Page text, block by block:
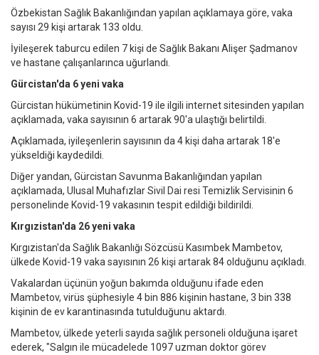
Özbekistan Sağlık Bakanlığından yapılan açıklamaya göre, vaka
sayısı 29 kişi artarak 133 oldu.
İyileşerek taburcu edilen 7 kişi de Sağlık Bakanı Alişer Şadmanov
ve hastane çalışanlarınca uğurlandı.
Gürcistan'da 6 yeni vaka
Gürcistan hükümetinin Kovid-19 ile ilgili internet sitesinden yapılan
açıklamada, vaka sayısının 6 artarak 90'a ulaştığı belirtildi.
Açıklamada, iyileşenlerin sayısının da 4 kişi daha artarak 18'e
yükseldiği kaydedildi.
Diğer yandan, Gürcistan Savunma Bakanlığından yapılan
açıklamada, Ulusal Muhafızlar Sivil Dai resi Temizlik Servisinin 6
personelinde Kovid-19 vakasının tespit edildiği bildirildi.
Kırgızistan'da 26 yeni vaka
Kırgızistan'da Sağlık Bakanlığı Sözcüsü Kasımbek Mambetov,
ülkede Kovid-19 vaka sayısının 26 kişi artarak 84 olduğunu açıkladı.
Vakalardan üçünün yoğun bakımda olduğunu ifade eden
Mambetov, virüs şüphesiyle 4 bin 886 kişinin hastane, 3 bin 338
kişinin de ev karantinasında tutulduğunu aktardı.
Mambetov, ülkede yeterli sayıda sağlık personeli olduğuna işaret
ederek, "Salgın ile mücadelede 1097 uzman doktor görev